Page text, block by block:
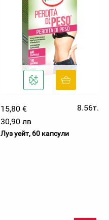
15,80 €
8.56т.
30,90 лв
Луз уейт, 60 капсули